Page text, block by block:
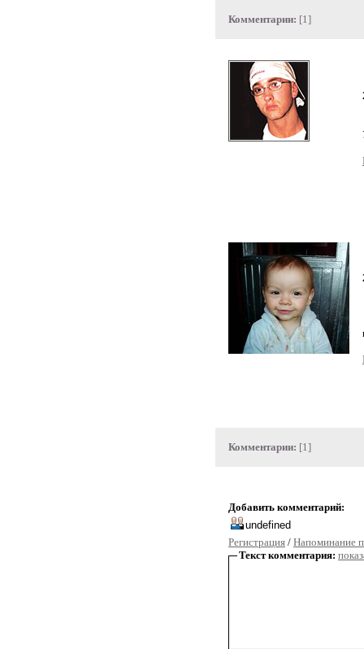
Комментарии: [1]
Комментарии: [1]
Добавить комментарий:
Регистрация / Напоминание
Текст комментария: